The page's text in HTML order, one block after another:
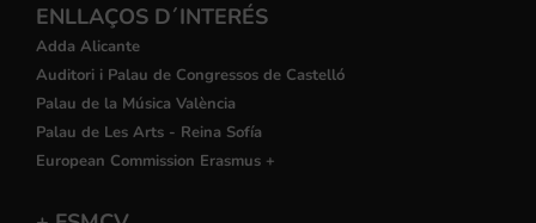
ENLLAÇOS D´INTERÉS
Adda Alicante
Auditori i Palau de Congressos de Castelló
Palau de la Música València
Palau de Les Arts - Reina Sofía
European Commission Erasmus +